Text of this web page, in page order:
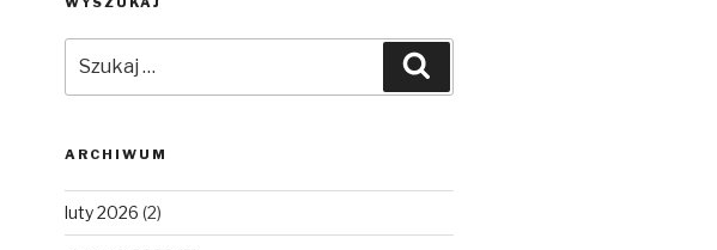
ARCHIWUM
luty 2026 (2)